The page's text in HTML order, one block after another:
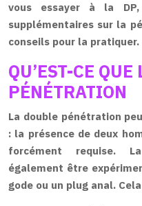
vous essayer à la
supplémentaires sur la
conseils pour la pratiquer.
QU’EST-CE
PÉNÉTRATION
La double pénétration
: la présence de deux
forcément requise.
également être
gode ou un plug anal.